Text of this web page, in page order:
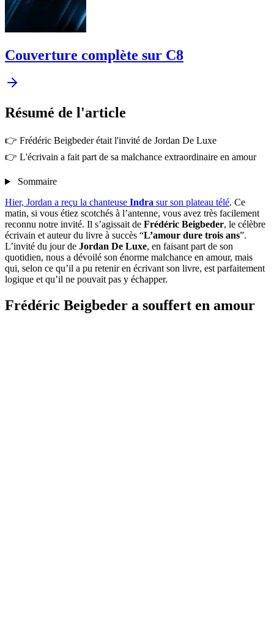
Couverture complète sur C8
Résumé de l'article
👉 Frédéric Beigbeder était l'invité de Jordan De Luxe
👉 L'écrivain a fait part de sa malchance extraordinaire en amour
Sommaire
Hier, Jordan a reçu la chanteuse Indra sur son plateau télé. Ce
matin, si vous étiez scotchés à l’antenne, vous avez très facilement
reconnu notre invité. Il s’agissait de Frédéric Beigbeder, le célèbre
écrivain et auteur du livre à succès “L’amour dure trois ans”.
L’invité du jour de Jordan De Luxe, en faisant part de son
quotidien, nous a dévoilé son énorme malchance en amour, mais
qui, selon ce qu’il a pu retenir en écrivant son livre, est parfaitement
logique et qu’il ne pouvait pas y échapper.
Frédéric Beigbeder a souffert en amour